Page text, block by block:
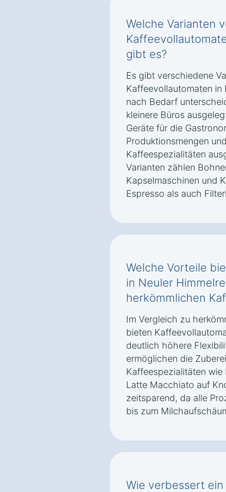
Welche Varianten
gibt es?
Es gibt verschiedene
Kaffeevollautomaten in
nach Bedarf
kleinere Büros
Geräte für die
Produktionsmengen
Kaffeespezialitäten
Varianten zählen
Kapselmaschinen und
Espresso als auch
Welche Vorteile
in Neuler
herkömmlichen
Im Vergleich zu
bieten
deutlich höhere
ermöglichen die
Kaffeespezialitäten
Latte Macchiato auf
zeitsparend, da alle
bis zum
Wie verbessert